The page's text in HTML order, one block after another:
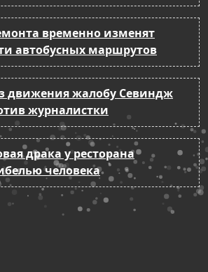
временно изменят
автобусных маршрутов
движения жалобу Севиндж
журналистки
драка у ресторана
человека